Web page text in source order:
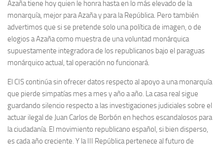
Azaña tiene hoy quien le honra hasta en lo más elevado de la
monarquía, mejor para Azaña y para la República. Pero también
advertimos que si se pretende solo una política de imagen, o de
elogios a Azaña como muestra de una voluntad monárquica
supuestamente integradora de los republicanos bajo el paraguas
monárquico actual, tal operación no funcionará.
El CIS continúa sin ofrecer datos respecto al apoyo a una monarquía
que pierde simpatías mes a mes y año a año. La casa real sigue
guardando silencio respecto a las investigaciones judiciales sobre el
actuar ilegal de Juan Carlos de Borbón en hechos escandalosos para
la ciudadanía. El movimiento republicano español, si bien disperso,
es cada año creciente. Y la III República pertenece al futuro de